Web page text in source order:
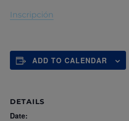
Inscripción
ADD TO CALENDAR
DETAILS
Date: